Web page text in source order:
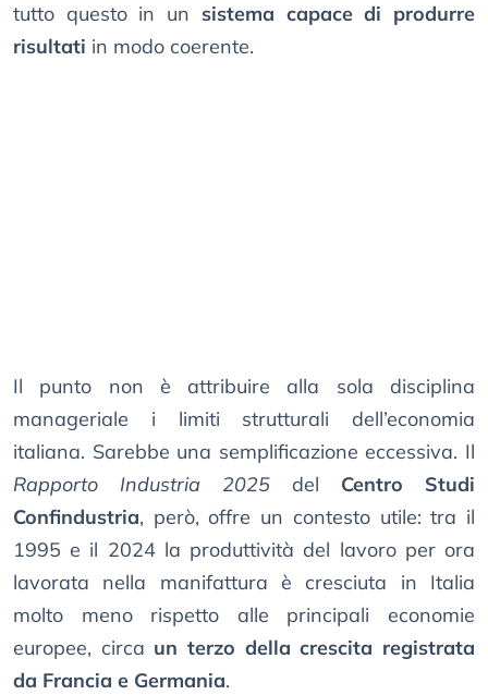
tutto questo in un sistema capace di produrre
risultati in modo coerente.
Il punto non è attribuire alla sola disciplina
manageriale i limiti strutturali dell’economia
italiana. Sarebbe una semplificazione eccessiva. Il
Rapporto Industria 2025 del Centro Studi
Confindustria, però, offre un contesto utile: tra il
1995 e il 2024 la produttività del lavoro per ora
lavorata nella manifattura è cresciuta in Italia
molto meno rispetto alle principali economie
europee, circa un terzo della crescita registrata
da Francia e Germania.